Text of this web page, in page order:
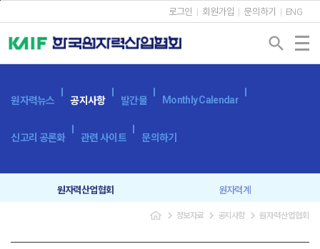
로그인 회원가입 문의하기 ENG
search
원자력뉴스 공지사항 발간물 Monthly Calendar
신고리 공론화 관련 사이트 문의하기
원자력산업협회 원자력계
navigate_next 정보자료 navigate_next 공지사항 navigate_next 원자력산업협회